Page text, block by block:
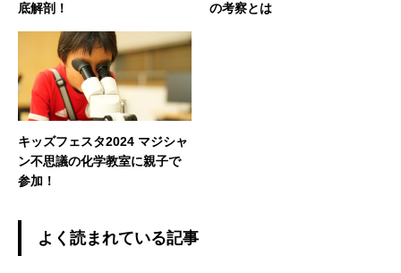
底解剖！
の考察とは
キッズフェスタ2024 マジシャ
ン不思議の化学教室に親子で
参加！
よく読まれている記事